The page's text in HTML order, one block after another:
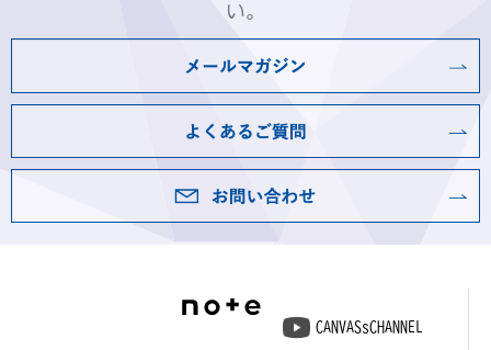
い。
CANVASsCHANNEL